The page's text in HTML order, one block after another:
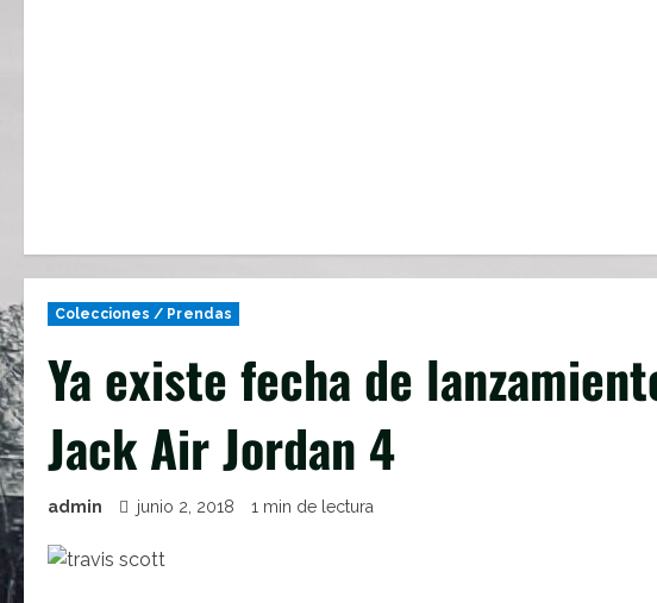
Colecciones / Prendas
Ya existe fecha de
Jack Air Jordan 4
admin junio 2, 2018 1 min de lectura